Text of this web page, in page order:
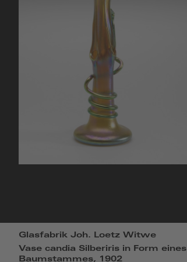
Glasfabrik Joh. Loetz Witwe
Vase candia Silberiris in Form eines
Baumstammes, 1902